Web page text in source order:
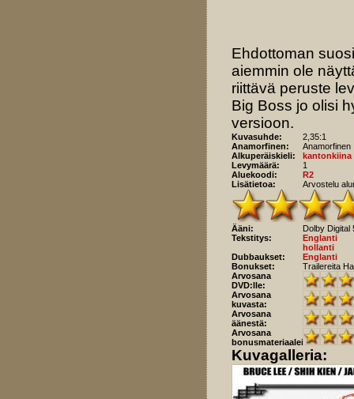
Ehdottoman
aiemmin ole
riittävä peruste
Big Boss jo olisi
versioon.
Kuvasuhde:
2,35:1
Anamorfinen:
Anamorfinen
Alkuperäiskieli:
kantonkiina
Levymäärä:
1
Aluekoodi:
R2
Lisätietoa:
Arvostelu
Ääni:
Dolby Digital
Tekstitys:
Englanti
hollanti
Dubbaukset:
Englanti
Bonukset:
Trailereita
Arvosana
DVD:lle:
Arvosana
kuvasta:
Arvosana
äänestä:
Arvosana
bonusmateriaaleista:
Kuvagalleria: